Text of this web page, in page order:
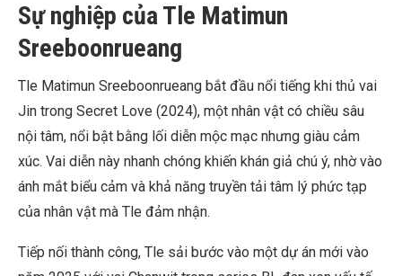
Sự nghiệp của Tle Matimun
Sreeboonrueang
Tle Matimun Sreeboonrueang bắt đầu nổi tiếng khi thủ vai
Jin trong Secret Love (2024), một nhân vật có chiều sâu
nội tâm, nổi bật bằng lối diễn mộc mạc nhưng giàu cảm
xúc. Vai diễn này nhanh chóng khiến khán giả chú ý, nhờ vào
ánh mắt biểu cảm và khả năng truyền tải tâm lý phức tạp
của nhân vật mà Tle đảm nhận.
Tiếp nối thành công, Tle sải bước vào một dự án mới vào